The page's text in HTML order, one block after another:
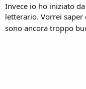
Invece io ho iniziato
letterario. Vorrei saper
sono ancora troppo